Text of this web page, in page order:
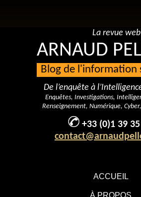
ACCUEIL
À PROPOS
La revue web
ARNAUD
Blog de l'information
De l’enquête à
Enquêtes, Investigations,
Renseignement, Numérique,
+33 (0)1 39